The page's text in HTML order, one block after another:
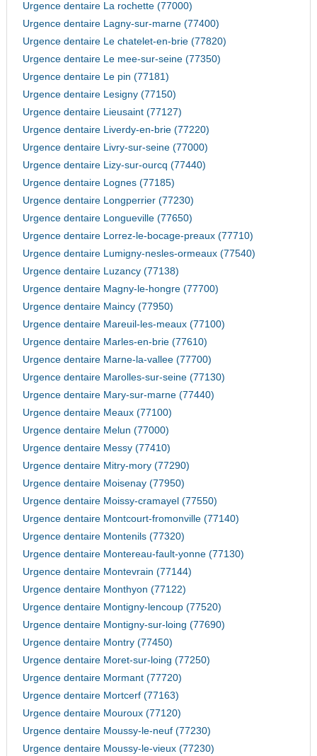
Urgence dentaire La rochette (77000)
Urgence dentaire Lagny-sur-marne (77400)
Urgence dentaire Le chatelet-en-brie (77820)
Urgence dentaire Le mee-sur-seine (77350)
Urgence dentaire Le pin (77181)
Urgence dentaire Lesigny (77150)
Urgence dentaire Lieusaint (77127)
Urgence dentaire Liverdy-en-brie (77220)
Urgence dentaire Livry-sur-seine (77000)
Urgence dentaire Lizy-sur-ourcq (77440)
Urgence dentaire Lognes (77185)
Urgence dentaire Longperrier (77230)
Urgence dentaire Longueville (77650)
Urgence dentaire Lorrez-le-bocage-preaux (77710)
Urgence dentaire Lumigny-nesles-ormeaux (77540)
Urgence dentaire Luzancy (77138)
Urgence dentaire Magny-le-hongre (77700)
Urgence dentaire Maincy (77950)
Urgence dentaire Mareuil-les-meaux (77100)
Urgence dentaire Marles-en-brie (77610)
Urgence dentaire Marne-la-vallee (77700)
Urgence dentaire Marolles-sur-seine (77130)
Urgence dentaire Mary-sur-marne (77440)
Urgence dentaire Meaux (77100)
Urgence dentaire Melun (77000)
Urgence dentaire Messy (77410)
Urgence dentaire Mitry-mory (77290)
Urgence dentaire Moisenay (77950)
Urgence dentaire Moissy-cramayel (77550)
Urgence dentaire Montcourt-fromonville (77140)
Urgence dentaire Montenils (77320)
Urgence dentaire Montereau-fault-yonne (77130)
Urgence dentaire Montevrain (77144)
Urgence dentaire Monthyon (77122)
Urgence dentaire Montigny-lencoup (77520)
Urgence dentaire Montigny-sur-loing (77690)
Urgence dentaire Montry (77450)
Urgence dentaire Moret-sur-loing (77250)
Urgence dentaire Mormant (77720)
Urgence dentaire Mortcerf (77163)
Urgence dentaire Mouroux (77120)
Urgence dentaire Moussy-le-neuf (77230)
Urgence dentaire Moussy-le-vieux (77230)